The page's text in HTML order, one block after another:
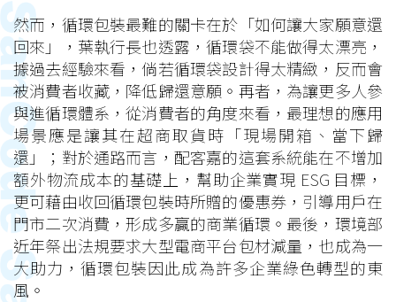
然而，循環包裝最難的關卡在於「如何讓大家願意還
回來」，葉執行長也透露，循環袋不能做得太漂亮，
據過去經驗來看，倘若循環袋設計得太精緻，反而會
被消費者收藏，降低歸還意願。再者，為讓更多人參
與進循環體系，從消費者的角度來看，最理想的應用
場景應是讓其在超商取貨時「現場開箱、當下歸
還」；對於通路而言，配客嘉的這套系統能在不增加
額外物流成本的基礎上，幫助企業實現 ESG 目標，
更可藉由收回循環包裝時所贈的優惠券，引導用戶在
門市二次消費，形成多贏的商業循環。最後，環境部
近年祭出法規要求大型電商平台包材減量，也成為一
大助力，循環包裝因此成為許多企業綠色轉型的東
風。